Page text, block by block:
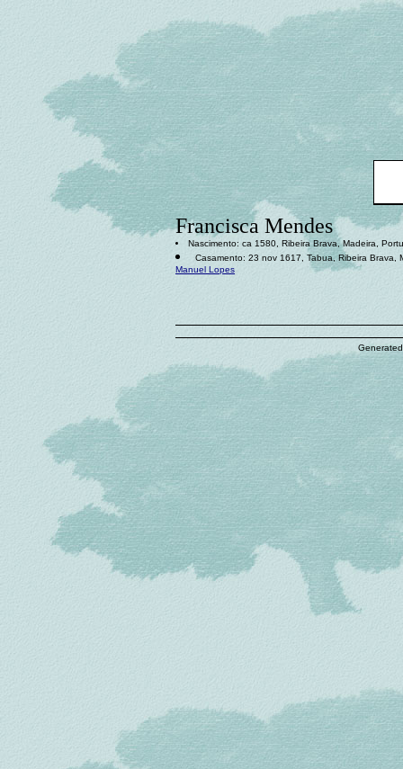
Francisca Mendes
Nascimento: ca 1580, Ribeira Brava, Madeira,
Casamento: 23 nov 1617, Tabua, Ribeira Brava,
Manuel Lopes